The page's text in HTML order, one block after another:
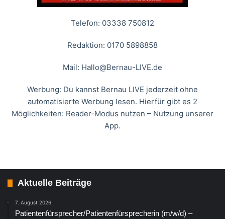
Telefon: 03338 750812
Redaktion: 0170 5898858
Mail: Hallo@Bernau-LIVE.de
Werbung: Du kannst Bernau LIVE jederzeit ohne
automatisierte Werbung lesen. Hierfür gibt es 2
Möglichkeiten: Reader-Modus nutzen – Nutzung unserer
App.
Aktuelle Beiträge
7. August 2026
Patientenfürsprecher/Patientenfürsprecherin (m/w/d) –